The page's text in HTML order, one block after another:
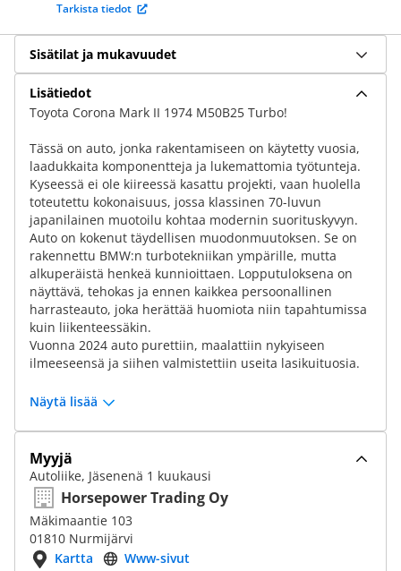
Tarkista tiedot
Sisätilat ja mukavuudet
Lisätiedot
Toyota Corona Mark II 1974 M50B25 Turbo!
Tässä on auto, jonka rakentamiseen on käytetty vuosia,
laadukkaita komponentteja ja lukemattomia työtunteja.
Kyseessä ei ole kiireessä kasattu projekti, vaan huolella
toteutettu kokonaisuus, jossa klassinen 70-luvun
japanilainen muotoilu kohtaa modernin suorituskyvyn.
Auto on kokenut täydellisen muodonmuutoksen. Se on
rakennettu BMW:n turbotekniikan ympärille, mutta
alkuperäistä henkeä kunnioittaen. Lopputuloksena on
näyttävä, tehokas ja ennen kaikkea persoonallinen
harrasteauto, joka herättää huomiota niin tapahtumissa
kuin liikenteessäkin.
Vuonna 2024 auto purettiin, maalattiin nykyiseen
ilmeeseensä ja siihen valmistettiin useita lasikuituosia.
Näytä lisää
Myyjä
Autoliike, Jäsenenä 1 kuukausi
Horsepower Trading Oy
Mäkimaantie 103
01810 Nurmijärvi
Kartta
Www-sivut